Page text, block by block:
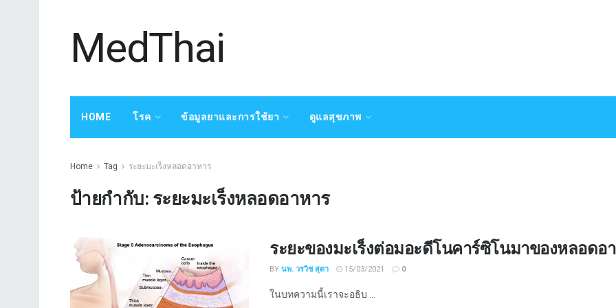
MedThai
HOME โรค ข้อมูลยาและการใช้ยา ดูแลสุขภาพ
Home Tag ระยะมะเร็งหลอดอาหาร
ป้ายกำกับ: ระยะมะเร็งหลอดอาหาร
ระยะของมะเร็งต่อมอะดีโนคาร์ซิโนมาของหลอดอ
BY นพ. วรวิช สุตา 15/03/2021 0
ในบทความนี้เราจะอธิบ ...